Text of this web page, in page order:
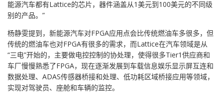
能源汽车都有Lattice的芯片，器件涵盖从1美元到100美元的不同级
别的产品。”
杨静雯提到，新能源汽车对FPGA应用点会比传统燃油车多很多，但
传统的燃油车也对FPGA有很多的需求，而Lattice在汽车领域是从
“三电”开始的，主要做电控控制的协处理，使得很多Tier1供应商和
车厂慢慢熟悉了FPGA，现在逐渐发展到车载信息娱乐显示屏互连和
数据处理、ADAS传感器桥接和处理、低功耗区域桥接应用等领域，
实现对驾驶员、座舱和车辆的监控。